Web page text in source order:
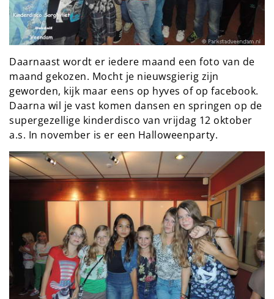
Daarnaast wordt er iedere maand een foto van de
maand gekozen. Mocht je nieuwsgierig zijn
geworden, kijk maar eens op hyves of op facebook.
Daarna wil je vast komen dansen en springen op de
supergezellige kinderdisco van vrijdag 12 oktober
a.s. In november is er een Halloweenparty.